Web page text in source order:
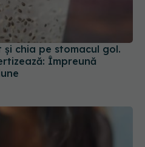
chia pe stomacul gol.
Împreună